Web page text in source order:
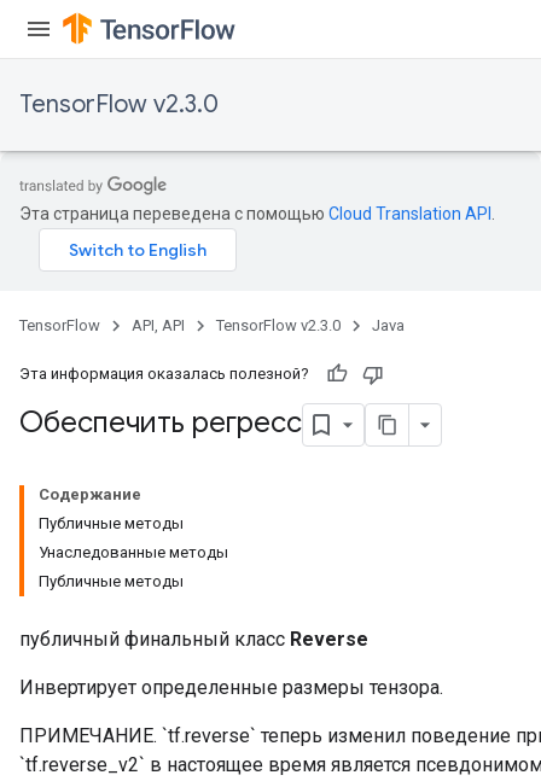
TensorFlow v2.3.0
Эта страница переведена с помощью Cloud Translation API
TensorFlow API, API TensorFlow v2.3.0 Java
Эта информация оказалась полезной?
Обеспечить регресс
Содержание
Публичные методы
Унаследованные методы
Публичные методы
публичный финальный класс Reverse
Инвертирует определенные размеры тензора.
ПРИМЕЧАНИЕ. `tf.reverse` теперь изменил поведение
`tf.reverse_v2` в настоящее время является